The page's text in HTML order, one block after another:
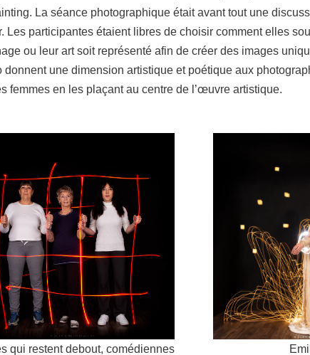
La séance photographique était avant tout une
participantes étaient libres de choisir comment elles
ou leur art soit représenté afin de créer des images
une dimension artistique et poétique aux
femmes en les plaçant au centre de l’œuvre artistique.
qui restent debout, comédiennes